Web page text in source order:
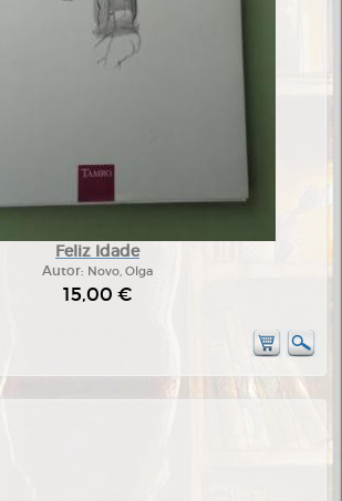
Feliz Idade
Autor: Novo, Olga
15,00 €